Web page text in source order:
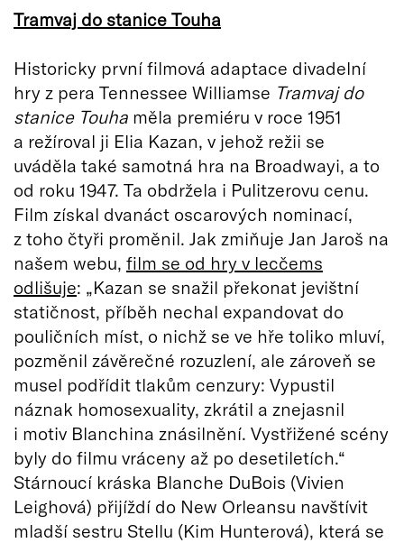
Tramvaj do stanice Touha
Historicky první filmová adaptace divadelní
hry z pera Tennessee Williamse Tramvaj do
stanice Touha měla premiéru v roce 1951
a režíroval ji Elia Kazan, v jehož režii se
uváděla také samotná hra na Broadwayi, a to
od roku 1947. Ta obdržela i Pulitzerovu cenu.
Film získal dvanáct oscarových nominací,
z toho čtyři proměnil. Jak zmiňuje Jan Jaroš na
našem webu, film se od hry v lecčems
odlišuje: „Kazan se snažil překonat jevištní
statičnost, příběh nechal expandovat do
pouličních míst, o nichž se ve hře toliko mluví,
pozměnil závěrečné rozuzlení, ale zároveň se
musel podřídit tlakům cenzury: Vypustil
náznak homosexuality, zkrátil a znejasnil
i motiv Blanchina znásilnění. Vystřižené scény
byly do filmu vráceny až po desetiletích.“
Stárnoucí kráska Blanche DuBois (Vivien
Leighová) přijíždí do New Orleansu navštívit
mladší sestru Stellu (Kim Hunterová), která se